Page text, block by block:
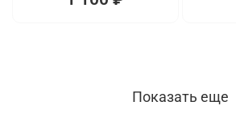
Показать еще